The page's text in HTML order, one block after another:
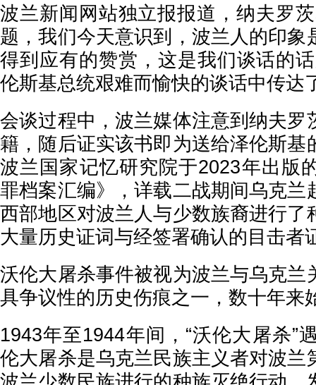
波兰新闻网站独立报报道，纳夫罗
题，我们今天意识到，波兰人的印象
得到应有的赞赏，这是我们谈话的
伦斯基总统艰难而愉快的谈话中传达
会谈过程中，波兰媒体注意到纳夫罗
籍，随后证实该书即为送给泽伦斯基
波兰国家记忆研究院于2023年出版
罪档案汇编》，详载二战期间乌克兰
西部地区对波兰人与少数族裔进行了
大量历史证词与经签署确认的目击者
沃伦大屠杀事件被视为波兰与乌克兰
具争议性的历史伤痕之一，数十年来
1943年至1944年间，“沃伦大屠杀”
伦大屠杀是乌克兰民族主义者对波兰